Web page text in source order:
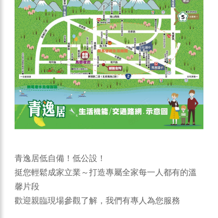
青逸居低自備！低公設！
挺您輕鬆成家立業～打造專屬全家每一人都有的溫
馨片段
歡迎親臨現場參觀了解，我們有專人為您服務